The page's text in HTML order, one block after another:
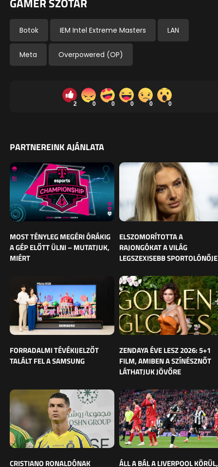
GAMER SZÓTÁR
Botok IEM Intel Extreme Masters LAN
Meta Overpowered (OP)
2 0 0 0 0 0
PARTNEREINK AJÁNLATA
MOST TÉNYLEG MEGÉRI ÓRÁKIG
A GÉP ELŐTT ÜLNI – MUTATJUK,
MIÉRT
ELSZOMORÍTOTTA A
RAJONGÓKAT A VILÁG
LEGSZEXISEBB SPORTOLÓNŐJE
FORRADALMI TÉVÉKIJELZŐT
TALÁLT FEL A SAMSUNG
ZENDAYA ÉVE LESZ 2026: 5+1
FILM, AMIBEN A SZÍNÉSZNŐT
LÁTHATJUK JÖVŐRE
CRISTIANO RONALDÓNAK ÁLL A BÁL A LIVERPOOL KÖRÜL,